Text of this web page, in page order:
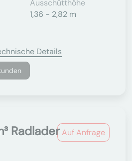
Ausschütthöhe
1,36 - 2,82 m
Details
Auf Anfrage
Radlader